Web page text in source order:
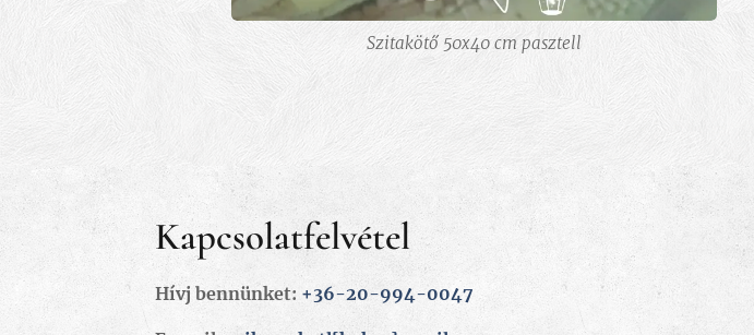
Szitakötő 50x40 cm pasztell
Kapcsolatfelvétel
Hívj bennünket: +36-20-994-0047